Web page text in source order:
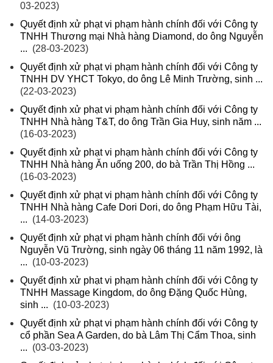
03-2023)
Quyết định xử phạt vi phạm hành chính đối với Công ty
TNHH Thương mại Nhà hàng Diamond, do ông Nguyễn
... (28-03-2023)
Quyết định xử phạt vi phạm hành chính đối với Công ty
TNHH DV YHCT Tokyo, do ông Lê Minh Trường, sinh ...
(22-03-2023)
Quyết định xử phạt vi phạm hành chính đối với Công ty
TNHH Nhà hàng T&T, do ông Trần Gia Huy, sinh năm ...
(16-03-2023)
Quyết định xử phạt vi phạm hành chính đối với Công ty
TNHH Nhà hàng Ăn uống 200, do bà Trần Thị Hồng ...
(16-03-2023)
Quyết định xử phạt vi phạm hành chính đối với Công ty
TNHH Nhà hàng Cafe Dori Dori, do ông Phạm Hữu Tài,
... (14-03-2023)
Quyết định xử phạt vi phạm hành chính đối với ông
Nguyễn Vũ Trường, sinh ngày 06 tháng 11 năm 1992, là
... (10-03-2023)
Quyết định xử phạt vi phạm hành chính đối với Công ty
TNHH Massage Kingdom, do ông Đặng Quốc Hùng,
sinh ... (10-03-2023)
Quyết định xử phạt vi phạm hành chính đối với Công ty
cổ phần Sea A Garden, do bà Lâm Thị Cẩm Thoa, sinh
... (03-03-2023)